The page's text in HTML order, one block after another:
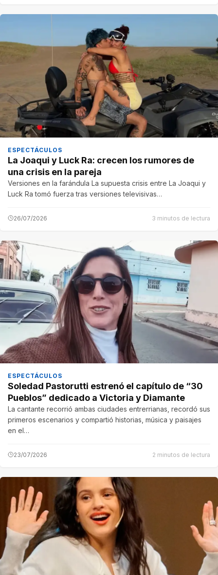
ESPECTÁCULOS
La Joaqui y Luck Ra: crecen los rumores de
una crisis en la pareja
Versiones en la farándula La supuesta crisis entre La Joaqui y
Luck Ra tomó fuerza tras versiones televisivas…
26/07/2026 3 minutos de lectura
ESPECTÁCULOS
Soledad Pastorutti estrenó el capítulo de “30
Pueblos” dedicado a Victoria y Diamante
La cantante recorrió ambas ciudades entrerrianas, recordó sus
primeros escenarios y compartió historias, música y paisajes
en el…
23/07/2026 2 minutos de lectura